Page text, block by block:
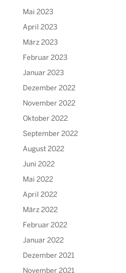
Mai 2023
April 2023
März 2023
Februar 2023
Januar 2023
Dezember 2022
November 2022
Oktober 2022
September 2022
August 2022
Juni 2022
Mai 2022
April 2022
März 2022
Februar 2022
Januar 2022
Dezember 2021
November 2021